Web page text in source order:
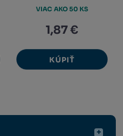
1,87 €
KÚPIŤ
VIAC AKO 50 KS